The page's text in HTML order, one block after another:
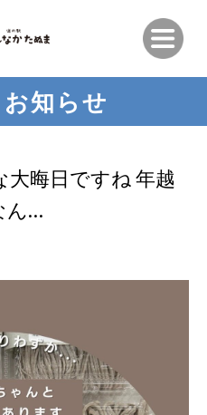
知らせ
大晦日ですね 年越
ん…